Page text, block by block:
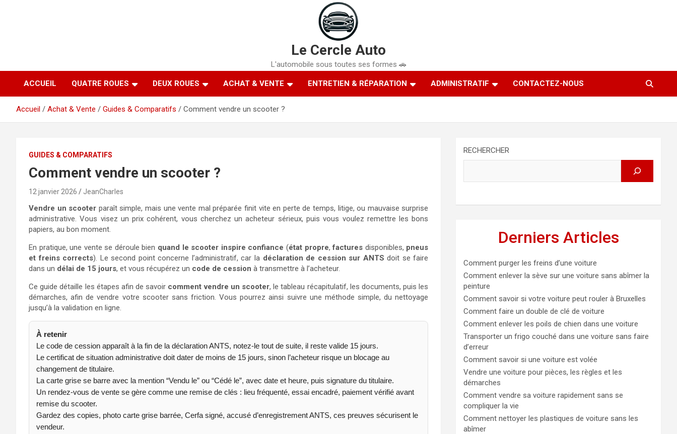
Le Cercle Auto
L'automobile sous toutes ses formes 🚗
ACCUEIL QUATRE ROUES DEUX ROUES ACHAT & VENTE ENTRETIEN & RÉPARATION ADMINISTRATIF CONTACTEZ-NOUS
Accueil Achat & Vente Guides & Comparatifs Comment vendre un scooter ?
GUIDES & COMPARATIFS
Comment vendre un scooter ?
12 janvier 2026 JeanCharles
Vendre un scooter paraît simple, mais une vente mal préparée finit vite en perte de temps, litige, ou mauvaise surprise
administrative. Vous visez un prix cohérent, vous cherchez un acheteur sérieux, puis vous voulez remettre les bons
papiers, au bon moment.
En pratique, une vente se déroule bien quand le scooter inspire confiance (état propre,factures disponibles, pneus
et freins corrects). Le second point concerne l’administratif, car la déclaration de cession sur ANTS doit se faire
dans un délai de 15 jours, et vous récupérez un code de cession à transmettre à l’acheteur.
Ce guide détaille les étapes afin de savoir comment vendre un scooter, le tableau récapitulatif, les documents, puis les
démarches, afin de vendre votre scooter sans friction. Vous pourrez ainsi suivre une méthode simple, du nettoyage
jusqu’à la validation en ligne.
À retenir
Le code de cession apparaît à la fin de la déclaration ANTS, notez-le tout de suite, il reste valide 15 jours.
Le certificat de situation administrative doit dater de moins de 15 jours, sinon l’acheteur risque un blocage au
changement de titulaire.
La carte grise se barre avec la mention “Vendu le” ou “Cédé le”, avec date et heure, puis signature du titulaire.
Un rendez-vous de vente se gère comme une remise de clés : lieu fréquenté, essai encadré, paiement vérifié avant
remise du scooter.
Gardez des copies, photo carte grise barrée, Cerfa signé, accusé d’enregistrement ANTS, ces preuves sécurisent le
vendeur.
RECHERCHER
Derniers Articles
Comment purger les freins d’une voiture
Comment enlever la sève sur une voiture sans abîmer la
peinture
Comment savoir si votre voiture peut rouler à Bruxelles
Comment faire un double de clé de voiture
Comment enlever les poils de chien dans une voiture
Transporter un frigo couché dans une voiture sans faire
d’erreur
Comment savoir si une voiture est volée
Vendre une voiture pour pièces, les règles et les
démarches
Comment vendre sa voiture rapidement sans se
compliquer la vie
Comment nettoyer les plastiques de voiture sans les
abîmer